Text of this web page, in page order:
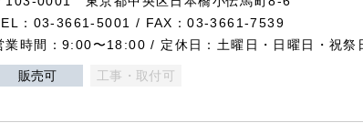
：03-3661-5001 / FAX：03-3661-7539
業時間：9:00〜18:00 / 定休日：土曜日・日曜日・祝祭
販売可 工事・取付可